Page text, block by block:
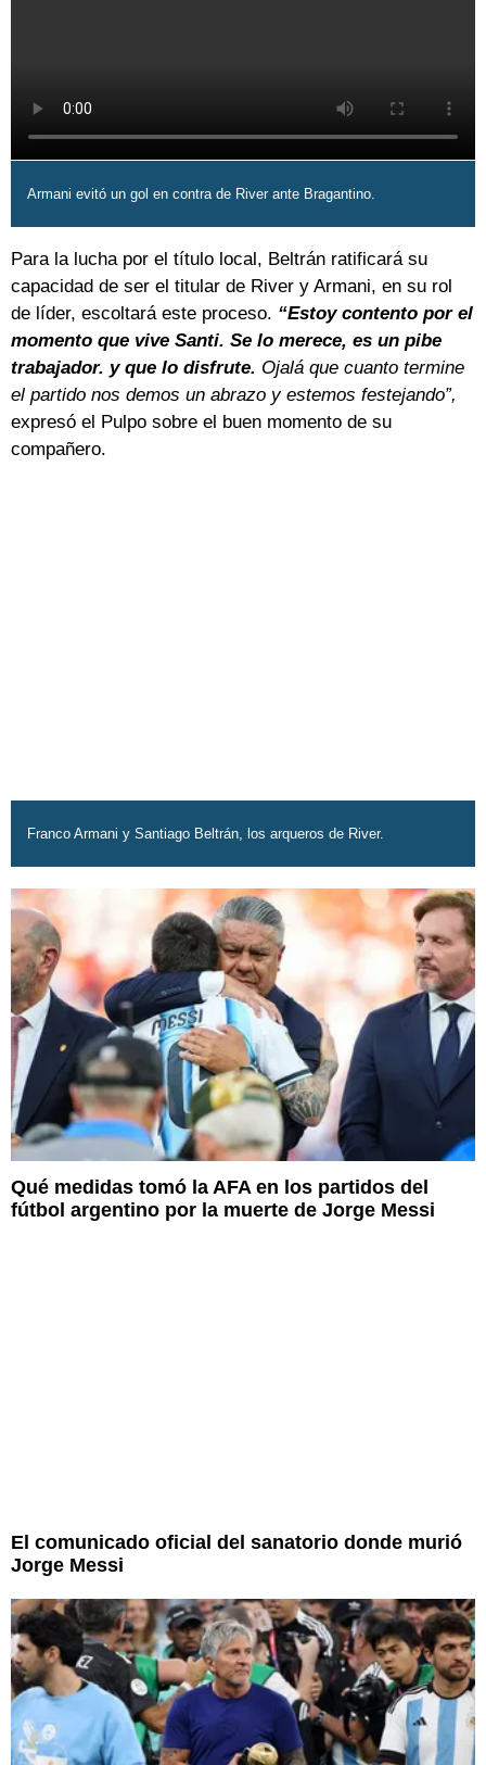
Armani evitó un gol en contra de River ante Bragantino.
Para la lucha por el título local, Beltrán ratificará su
capacidad de ser el titular de River y Armani, en su rol
de líder, escoltará este proceso. “Estoy contento por el
momento que vive Santi. Se lo merece, es un pibe
trabajador. y que lo disfrute. Ojalá que cuanto termine
el partido nos demos un abrazo y estemos festejando”,
expresó el Pulpo sobre el buen momento de su
compañero.
Franco Armani y Santiago Beltrán, los arqueros de River.
Qué medidas tomó la AFA en los partidos del
fútbol argentino por la muerte de Jorge Messi
El comunicado oficial del sanatorio donde murió
Jorge Messi